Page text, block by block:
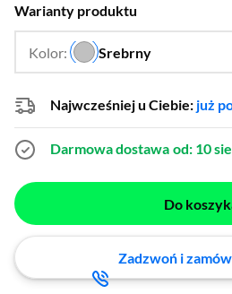
Warianty produktu
Kolor: Srebrny
Najwcześniej u Ciebie: już
Darmowa dostawa od: 10
Do
Zadzwoń i